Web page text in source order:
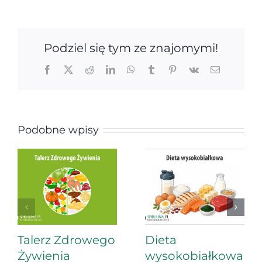
Podziel się tym ze znajomymi!
Facebook
X RedditLinkedInWhatsApp
TumblrPinterest
Vk Email
Podobne wpisy
Talerz Zdrowego
Żywienia
Dieta
wysokobiałkowa